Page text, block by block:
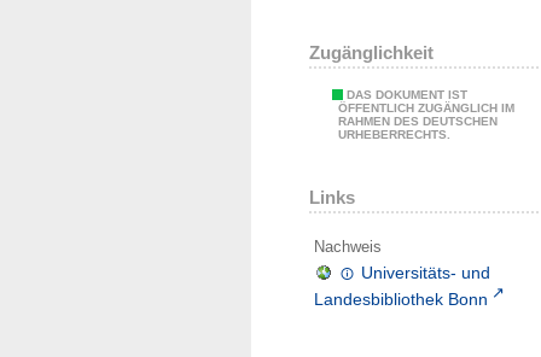
Zugänglichkeit
DAS DOKUMENT IST
ÖFFENTLICH ZUGÄNGLICH IM
RAHMEN DES DEUTSCHEN
URHEBERRECHTS.
Links
Nachweis
Universitäts- und
Landesbibliothek Bonn